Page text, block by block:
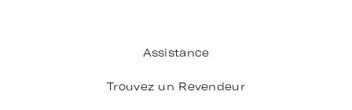
Assistance
Trouvez un Revendeur